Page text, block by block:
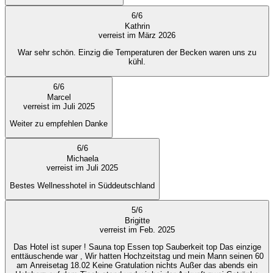
6/6
Kathrin
verreist im März 2026
War sehr schön. Einzig die Temperaturen der Becken waren uns zu
kühl.
6/6
Marcel
verreist im Juli 2025
Weiter zu empfehlen Danke
6/6
Michaela
verreist im Juli 2025
Bestes Wellnesshotel in Süddeutschland
5/6
Brigitte
verreist im Feb. 2025
Das Hotel ist super ! Sauna top Essen top Sauberkeit top Das einzige
enttäuschende war , Wir hatten Hochzeitstag und mein Mann seinen 60
am Anreisetag 18.02 Keine Gratulation nichts Außer das abends ein